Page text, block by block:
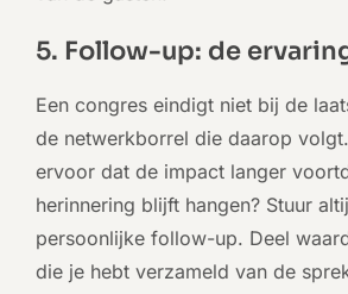
5. Follow-up: de
Een congres eindigt niet bij de
de netwerkborrel die daarop
ervoor dat de impact langer
herinnering blijft hangen? Stuur
persoonlijke follow-up. Deel
die je hebt verzameld van de